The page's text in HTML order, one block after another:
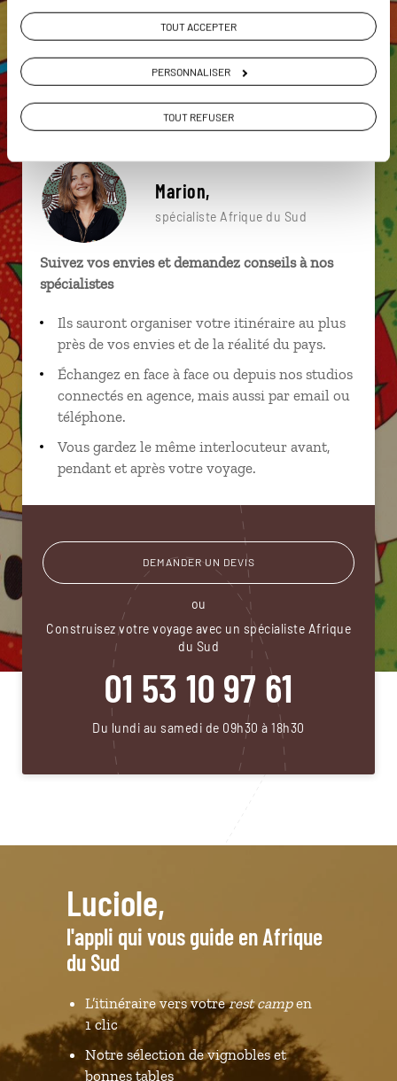
TOUT ACCEPTER
PERSONNALISER
TOUT REFUSER
Camps Bay
Boulders Beach Cap Agulhas
Marion,
spécialiste Afrique du Sud
Suivez vos envies et demandez conseils à nos
spécialistes
Ils sauront organiser votre itinéraire au plus
près de vos envies et de la réalité du pays.
Échangez en face à face ou depuis nos studios
connectés en agence, mais aussi par email ou
téléphone.
Vous gardez le même interlocuteur avant,
pendant et après votre voyage.
DEMANDER UN DEVIS
ou
Construisez votre voyage avec un spécialiste Afrique
du Sud
01 53 10 97 61
Du lundi au samedi de 09h30 à 18h30
Luciole,
l'appli qui vous guide en Afrique
du Sud
L’itinéraire vers votrerest campen
1 clic
Notre sélection de vignobles et
bonnes tables